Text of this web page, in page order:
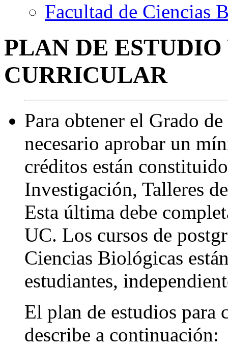
Facultad de Ciencias
PLAN DE
CURRICULAR
Para obtener el Grado
necesario aprobar un
créditos están
Investigación, Talleres
Esta última debe
UC. Los cursos de
Ciencias Biológicas
estudiantes,
El plan de estudios para
describe a continuación: